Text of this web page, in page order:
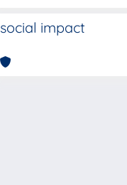
social impact